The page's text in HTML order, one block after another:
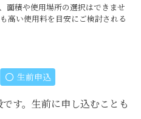
面積や使用場所の選択はできませ
高い使用料を目安にご検討される
生前申込
す。生前に申し込むことも